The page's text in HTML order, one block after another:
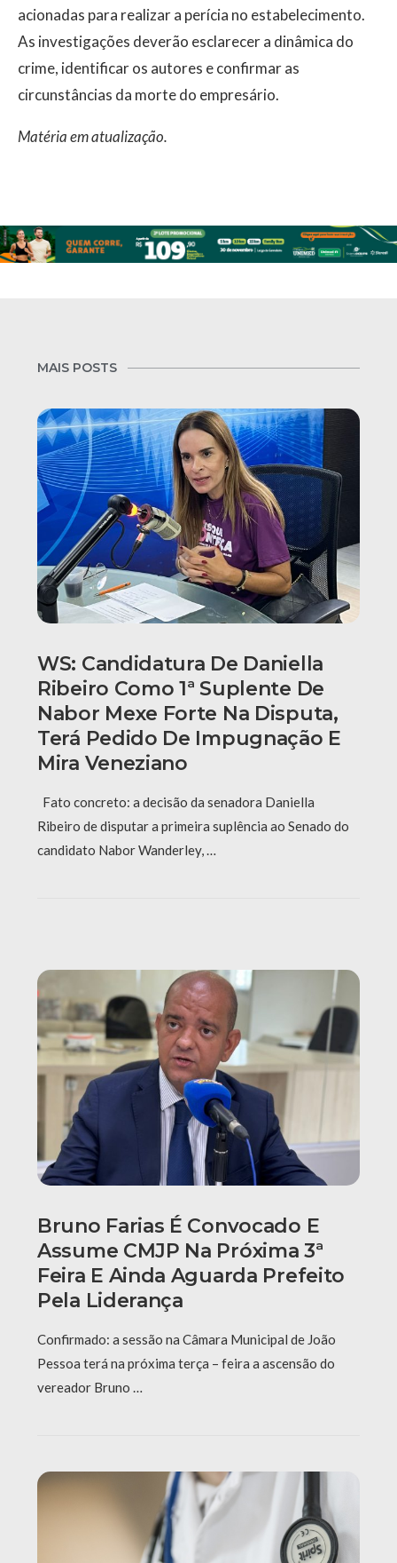
acionadas para realizar a perícia no estabelecimento.
As investigações deverão esclarecer a dinâmica do
crime, identificar os autores e confirmar as
circunstâncias da morte do empresário.
Matéria em atualização.
MAIS POSTS
WS: Candidatura De Daniella
Ribeiro Como 1ª Suplente De
Nabor Mexe Forte Na Disputa,
Terá Pedido De Impugnação E
Mira Veneziano
Fato concreto: a decisão da senadora Daniella
Ribeiro de disputar a primeira suplência ao Senado do
candidato Nabor Wanderley, …
Bruno Farias É Convocado E
Assume CMJP Na Próxima 3ª
Feira E Ainda Aguarda Prefeito
Pela Liderança
Confirmado: a sessão na Câmara Municipal de João
Pessoa terá na próxima terça – feira a ascensão do
vereador Bruno …